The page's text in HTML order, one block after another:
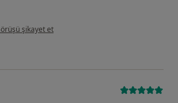
görüşüne göre a.....
şikayet et